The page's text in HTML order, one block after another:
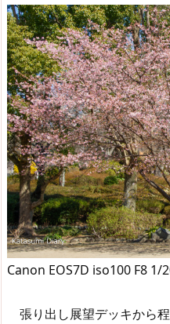
Canon EOS7D iso100 F8 1/
張り出し展望デッキから